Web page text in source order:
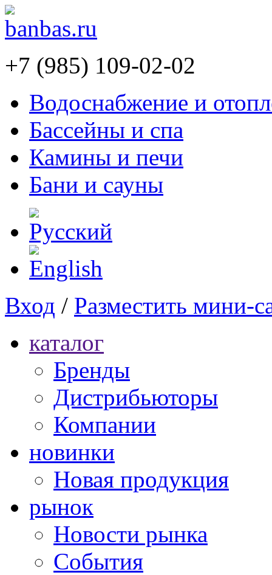
+7 (985) 109-02-02
Водоснабжение и
Бассейны и спа
Камины и печи
Бани и сауны
Вход / Разместить мини-
каталог
Бренды
Дистрибьюторы
Компании
новинки
Новая продукция
рынок
Новости рынка
Cобытия